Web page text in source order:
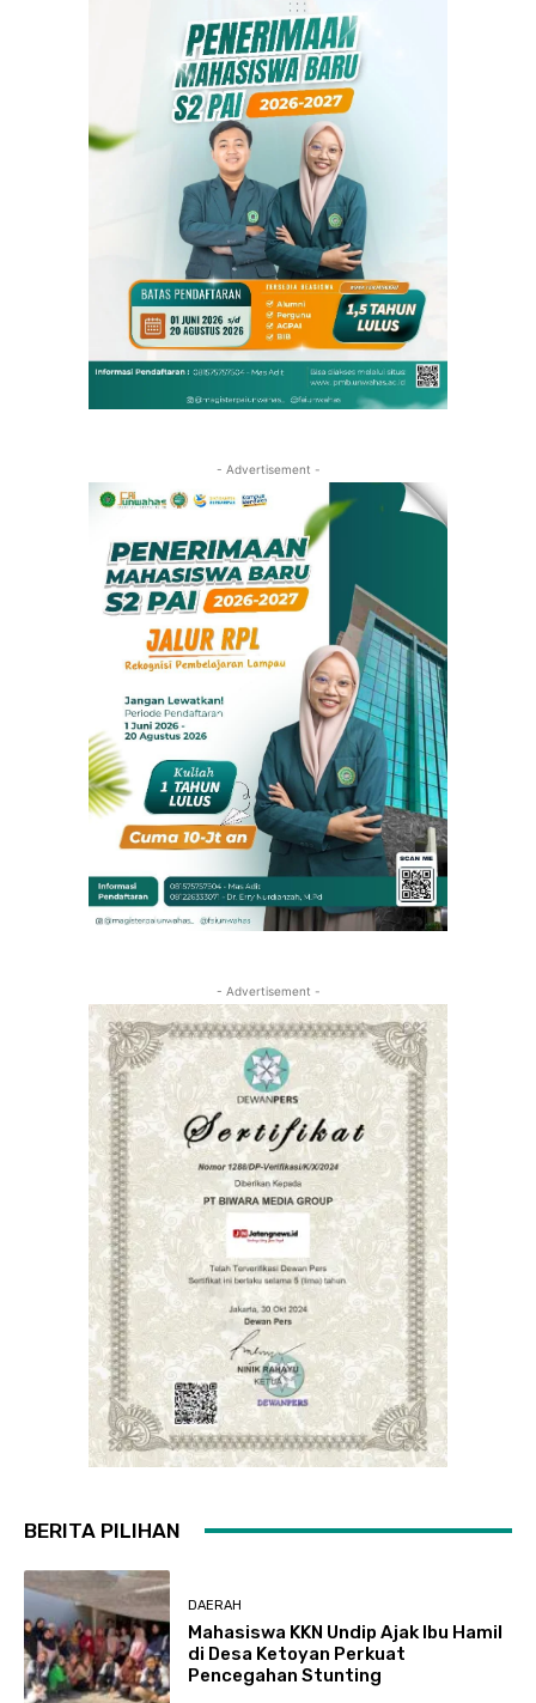
- Advertisement -
- Advertisement -
BERITA PILIHAN
DAERAH
Mahasiswa KKN Undip Ajak Ibu Hamil
di Desa Ketoyan Perkuat
Pencegahan Stunting